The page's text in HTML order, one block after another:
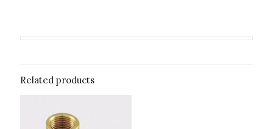
Related products